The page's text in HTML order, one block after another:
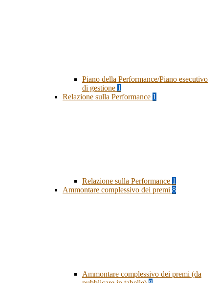
Piano della Performance/Piano esecutivo
di gestione 1
Relazione sulla Performance 1
Relazione sulla Performance 1
Ammontare complessivo dei premi 8
Ammontare complessivo dei premi (da